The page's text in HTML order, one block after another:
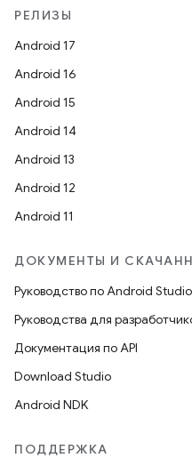
РЕЛИЗЫ
Android 17
Android 16
Android 15
Android 14
Android 13
Android 12
Android 11
ДОКУМЕНТЫ И
Руководство по Android Studio
Руководства для
Документация по API
Download Studio
Android NDK
ПОДДЕРЖКА